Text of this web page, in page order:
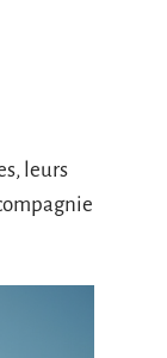
leurs